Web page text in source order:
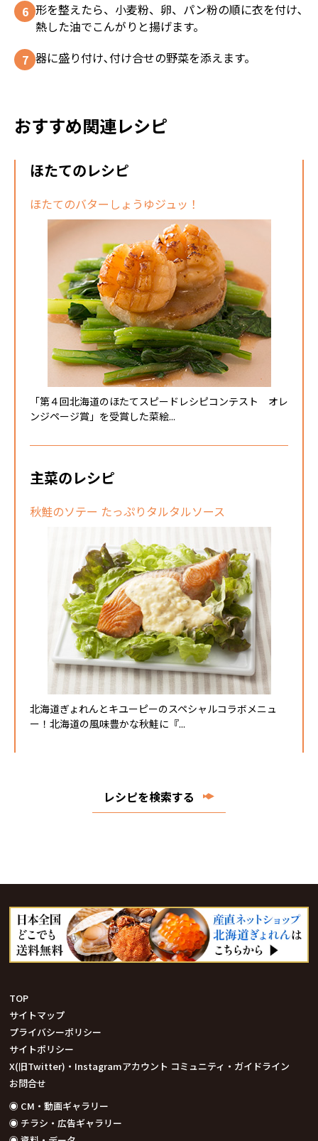
形を整えたら、小麦粉、卵、パン粉の順に衣を付け､
熱した油でこんがりと揚げます。
器に盛り付け､付け合せの野菜を添えます。
おすすめ関連レシピ
ほたてのレシピ
ほたてのバターしょうゆジュッ！
「第４回北海道のほたてスピードレシピコンテスト オレ
ンジページ賞」を受賞した菜絵...
主菜のレシピ
秋鮭のソテー たっぷりタルタルソース
北海道ぎょれんとキユーピーのスペシャルコラボメニュ
ー！北海道の風味豊かな秋鮭に『...
レシピを検索する
TOP
サイトマップ
プライバシーポリシー
サイトポリシー
X(旧Twitter)・Instagramアカウント コミュニティ・ガイドライン
お問合せ
◉ CM・動画ギャラリー
◉ チラシ・広告ギャラリー